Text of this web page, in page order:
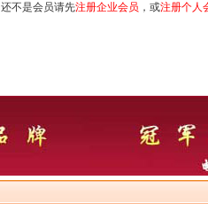
还不是会员请先注册企业会员 ，或注册个人